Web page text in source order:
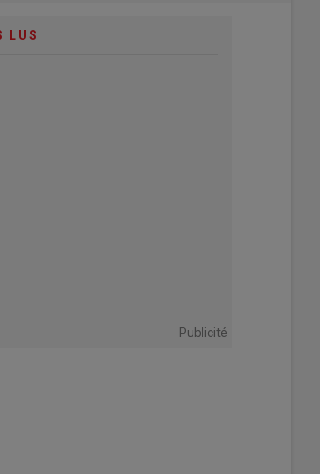
LUS
Publicité